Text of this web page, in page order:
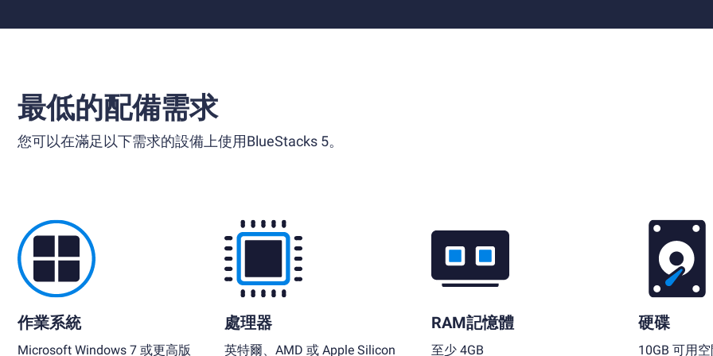
最低的配備需求
您可以在滿足以下需求的設備上使用BlueStacks 5。
作業系統
Microsoft Windows 7 或更高版
處理器
英特爾、AMD 或 Apple Silicon
RAM記憶體
至少 4GB
硬碟
10GB 可用